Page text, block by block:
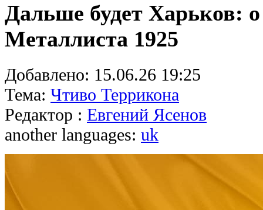
Дальше будет Харьков: о
Металлиста 1925
Добавлено: 15.06.26 19:25
Тема: Чтиво Террикона
Редактор : Евгений Ясенов
another languages: uk